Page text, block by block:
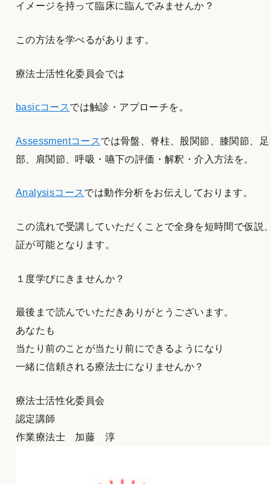
イメージを持って臨床に臨んでみませんか？
この方法を学べるがあります。
療法士活性化委員会では
basicコースでは触診・アプローチを。
Assessmentコースでは骨盤、脊柱、股関節、膝関節、足
部、肩関節、呼吸・嚥下の評価・解釈・介入方法を。
Analysisコースでは動作分析をお伝えしております。
この流れで受講していただくことで全身を短時間で仮説
証が可能となります。
１度学びにきませんか？
最後まで読んでいただきありがとうございます。
あなたも
当たり前のことが当たり前にできるようになり
一緒に信頼される療法士になりませんか？
療法士活性化委員会
認定講師
作業療法士 加藤 淳